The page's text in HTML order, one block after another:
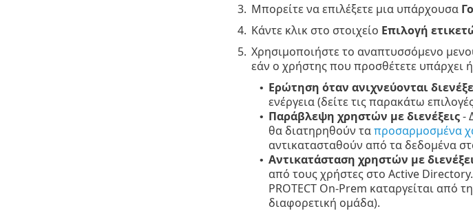
3. Μπορείτε να επιλέξετε μια υπάρχουσα
4. Κάντε κλικ στο στοιχείο Επιλογή
5. Χρησιμοποιήστε το αναπτυσσόμενο
εάν ο χρήστης που προσθέτετε υπάρχει
• Ερώτηση όταν ανιχνεύονται
ενέργεια (δείτε τις παρακάτω
• Παράβλεψη χρηστών με διενέξεις-
θα διατηρηθούν ταπροσαρμοσμένα
αντικατασταθούν από τα δεδομένα
• Αντικατάσταση χρηστών με
από τους χρήστες στο Active
PROTECT On-Prem καταργείται από
διαφορετική ομάδα).